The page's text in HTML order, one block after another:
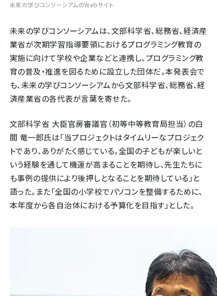
未来の学びコンソーシアムのWebサイト
未来の学びコンソーシアムは、文部科学省、総務省、経済産
業省が次期学習指導要領におけるプログラミング教育の
実施に向けて学校や企業などと連携し、プログラミング教
育の普及・推進を図るために設立した団体だ。本発表会で
も、未来の学びコンソーシアムから文部科学省、総務省、経
済産業省の各代表が言葉を寄せた。
文部科学省 大臣官房審議官（初等中等教育局担当）の白
間 竜一郎氏は「当プロジェクトはタイムリーなプロジェク
トであり、ありがたく感じている。全国の子どもが楽しいと
いう経験を通して機運が高まることを期待し、先生たちに
も事例の提供により後押しとなることを期待している」と
語った。また「全国の小学校でパソコンを整備するために、
本年度から各自治体における予算化を目指す」とした。